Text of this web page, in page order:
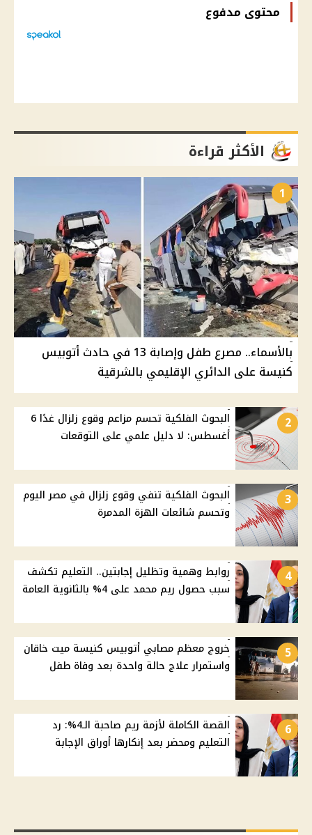
محتوى مدفوع
الأكثر قراءة
1
بالأسماء.. مصرع طفل وإصابة 13 في حادث أتوبيس
كنيسة على الدائري الإقليمي بالشرقية
2
البحوث الفلكية تحسم مزاعم وقوع زلزال غدًا 6
أغسطس: لا دليل علمي على التوقعات
3
البحوث الفلكية تنفي وقوع زلزال في مصر اليوم
وتحسم شائعات الهزة المدمرة
4
روابط وهمية وتظليل إجابتين.. التعليم تكشف
سبب حصول ريم محمد على 4% بالثانوية العامة
5
خروج معظم مصابي أتوبيس كنيسة ميت خاقان
واستمرار علاج حالة واحدة بعد وفاة طفل
6
القصة الكاملة لأزمة ريم صاحبة الـ4%: رد
التعليم ومحضر بعد إنكارها أوراق الإجابة